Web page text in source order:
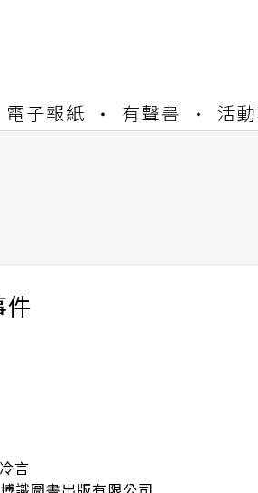
電子報紙 有聲書 活
併結果查詢
併結果查詢
通申請
件
冷言